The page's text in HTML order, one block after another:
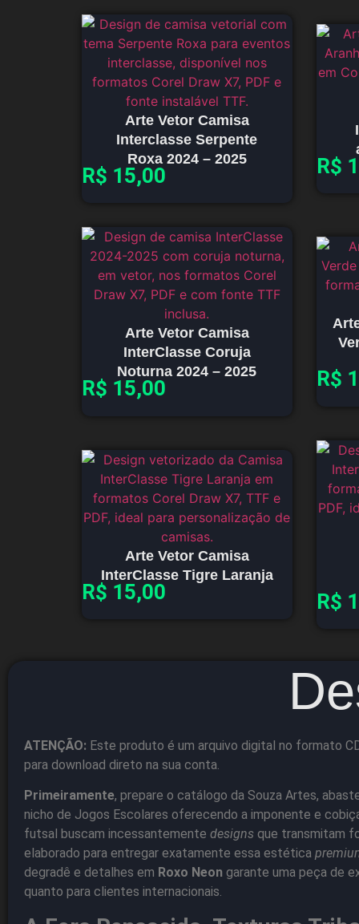
Arte Vetor Camisa
Interclasse Serpente
Roxa 2024 – 2025
R$ 15,00 R$
Arte Vetor Camisa
InterClasse Coruja
Noturna 2024 – 2025
R$ 15,00 R$
Arte Vetor Camisa
InterClasse Tigre Laranja
R$ 15,00 R$
ATENÇÃO: Este produto é um arquivo digital no formato
para download direto na sua conta.
Primeiramente, prepare o catálogo da Souza Artes,
nicho de Jogos Escolares oferecendo a imponente e
futsal buscam incessantemente designs que transmitam
elaborado para entregar exatamente essa estética
degradê e detalhes em Roxo Neon garante uma peça de
quanto para clientes internacionais.